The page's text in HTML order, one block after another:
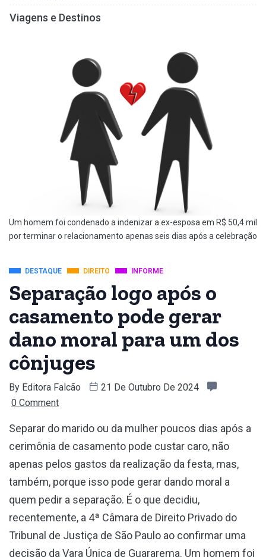
Viagens e Destinos
Um homem foi condenado a indenizar a ex-esposa em R$ 50,4 mil
por terminar o relacionamento apenas seis dias após a celebração
DESTAQUE DIREITO INFORME
Separação logo após o
casamento pode gerar
dano moral para um dos
cônjuges
By Editora Falcão
21 De Outubro De 2024
0 Comment
Separar do marido ou da mulher poucos dias após a
cerimônia de casamento pode custar caro, não
apenas pelos gastos da realização da festa, mas,
também, porque isso pode gerar dando moral a
quem pedir a separação. É o que decidiu,
recentemente, a 4ª Câmara de Direito Privado do
Tribunal de Justiça de São Paulo ao confirmar uma
decisão da Vara Única de Guararema. Um homem foi